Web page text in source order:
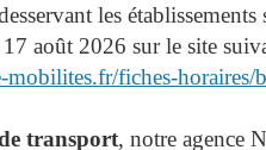
les
août 2026 sur le site
mobilites.fr/fiches-horaires/
transport, notre agence